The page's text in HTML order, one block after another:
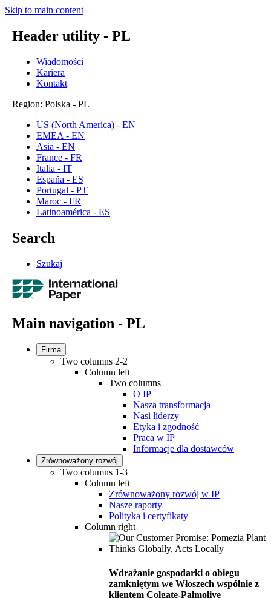
Skip to main content
Header utility - PL
Wiadomości
Kariera
Kontakt
Region: Polska - PL
US (North America) - EN
EMEA - EN
Asia - EN
France - FR
Italia - IT
España - ES
Portugal - PT
Maroc - FR
Latinoamérica - ES
Search
Szukaj
Main navigation - PL
Firma
Two columns 2-2
Column left
Two columns
O IP
Nasza transformacja
Nasi liderzy
Etyka i zgodność
Praca w IP
Informacje dla dostawców
Zrównoważony rozwój
Two columns 1-3
Column left
Zrównoważony rozwój w IP
Nasze raporty
Polityka i certyfikaty
Column right
Wdrażanie gospodarki o obiegu
zamkniętym we Włoszech wspólnie z
klientem Colgate-Palmolive